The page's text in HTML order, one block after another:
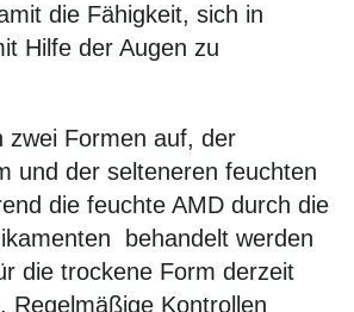
die Fähigkeit, sich in
Hilfe der Augen zu
zwei Formen auf, der
und der selteneren feuchten
die feuchte AMD durch die
behandelt werden
die trockene Form derzeit
Regelmäßige Kontrollen